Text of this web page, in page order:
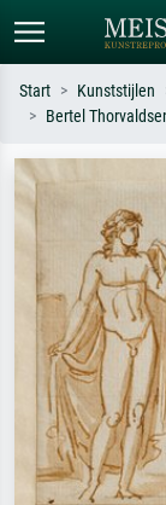
Zoek op kunstenaar,
Monet, Sterrennacht,
Hokusai-golf,
Start Kunststijlen
Bertel